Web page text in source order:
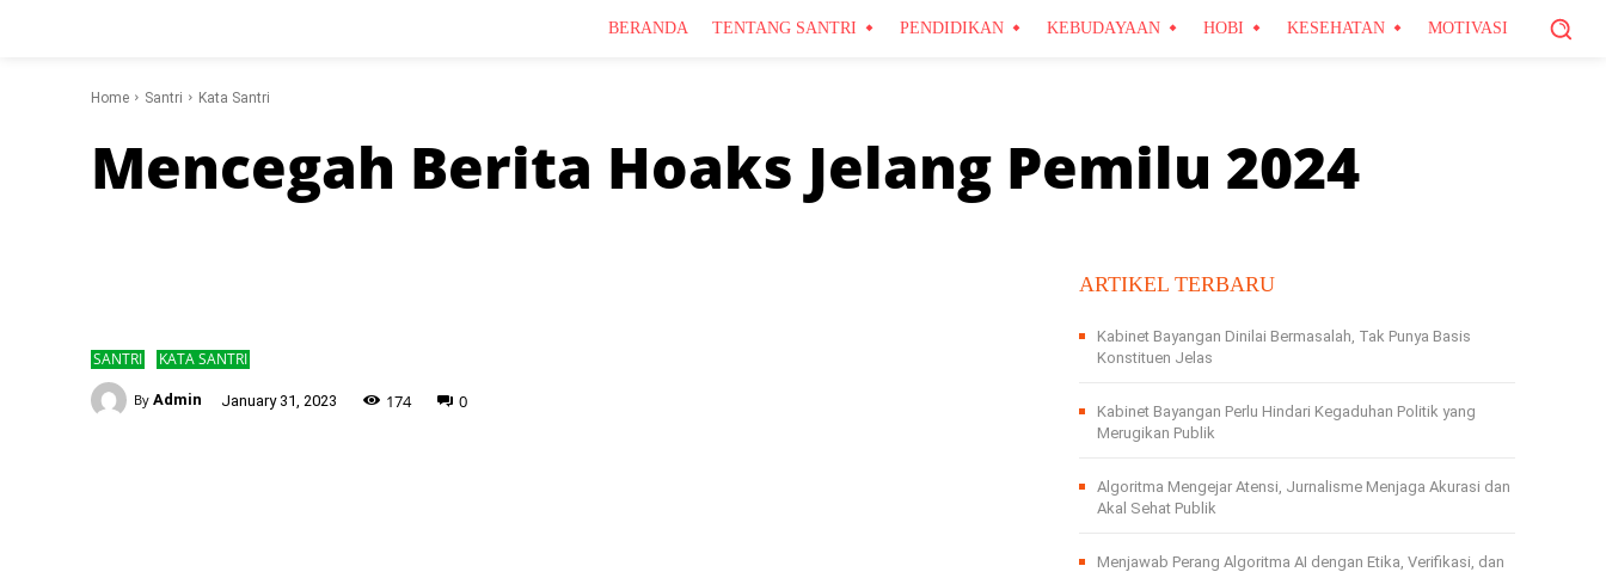
BERANDA TENTANG SANTRI PENDIDIKAN KEBUDAYAAN HOBI KESEHATAN MOTIVASI
Home Santri Kata Santri
Mencegah Berita Hoaks Jelang Pemilu 2024
SANTRI KATA SANTRI
By Admin January 31, 2023 174 0
ARTIKEL TERBARU
Kabinet Bayangan Dinilai Bermasalah, Tak Punya Basis
Konstituen Jelas
Kabinet Bayangan Perlu Hindari Kegaduhan Politik yang
Merugikan Publik
Algoritma Mengejar Atensi, Jurnalisme Menjaga Akurasi dan
Akal Sehat Publik
Menjawab Perang Algoritma AI dengan Etika, Verifikasi, dan